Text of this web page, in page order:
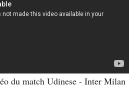
du match Udinese - Inter Milan